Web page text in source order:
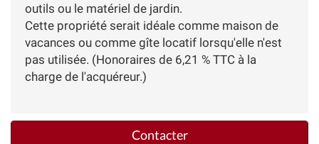
outils ou le matériel de jardin.
Cette propriété serait idéale comme maison de
vacances ou comme gîte locatif lorsqu'elle n'est
pas utilisée. (Honoraires de 6,21 % TTC à la
charge de l'acquéreur.)
Contacter